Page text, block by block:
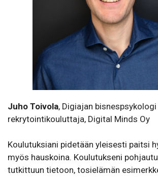
Juho Toivola, Digiajan bisnespsykologi
rekrytointikouluttaja, Digital Minds Oy
Koulutuksiani pidetään yleisesti paitsi
myös hauskoina. Koulutukseni
tutkittuun tietoon, tosielämän